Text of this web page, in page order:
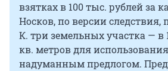
взятках в 100 тыс. рублей за
Носков, по версии
К. три земельных участка — в
кв. метров для
надуманным предлогом.